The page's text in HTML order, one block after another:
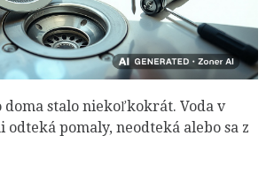
doma stalo niekoľkokrát. Voda v
odteká pomaly, neodteká alebo sa z